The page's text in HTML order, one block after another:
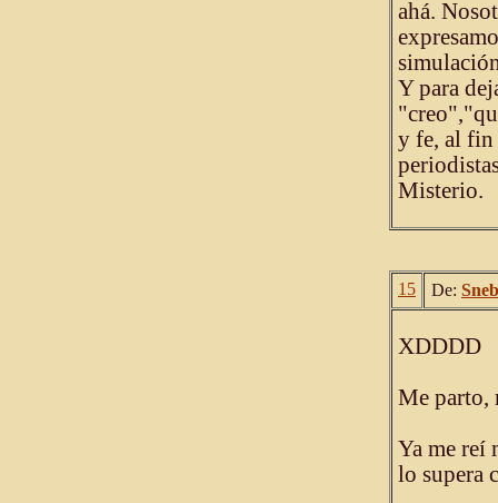
ahá.
Y para
y fe, al fin
Misterio.
15 De: Sneb
XDDDD
Me parto,
Ya me reí
lo supera